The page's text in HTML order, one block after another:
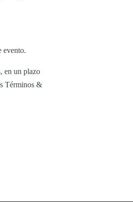
evento.
en un plazo
Términos &